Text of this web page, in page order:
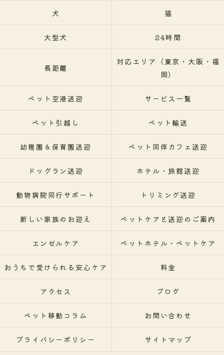
犬 猫
大型犬 24時間
長距離
対応エリア（東京・大阪・福
岡）
ペット空港送迎 サービス一覧
ペット引越し ペット輸送
幼稚園＆保育園送迎 ペット同伴カフェ送迎
ドッグラン送迎 ホテル・旅館送迎
動物病院同行サポート トリミング送迎
新しい家族のお迎え ペットケアと送迎のご案内
エンゼルケア ペットホテル・ペットケア
おうちで受けられる安心ケア 料金
アクセス ブログ
ペット移動コラム お問い合わせ
プライバシーポリシー サイトマップ